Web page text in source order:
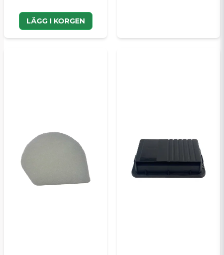
LÄGG I KORGEN